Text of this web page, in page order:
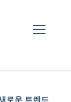
로운 트렌드